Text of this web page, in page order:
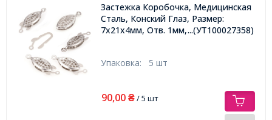
Застежка Коробочка, Медицинская
Сталь, Конский Глаз, Размер:
7х21х4мм, Отв. 1мм,...(УТ100027358)
Упаковка: 5 шт
90,00 ₴/ 5 шт